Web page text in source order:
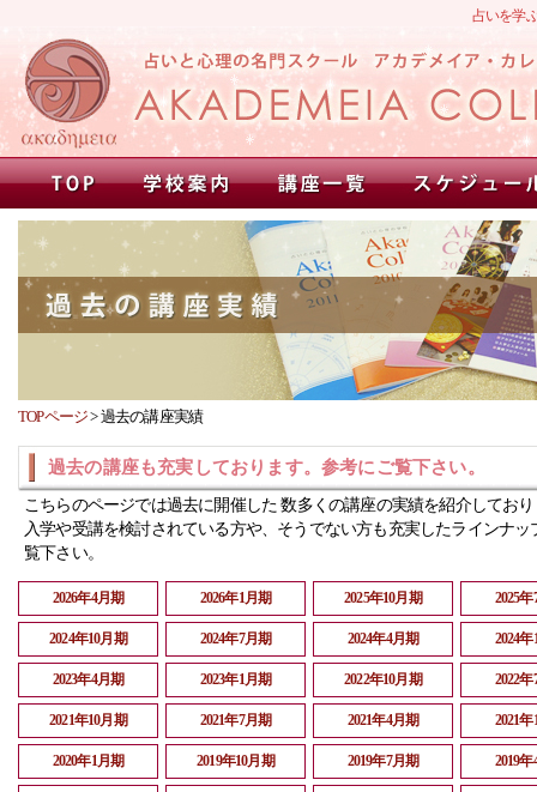
占いを学
TOPページ>過去の講座実績
過去の講座も充実しております。参考にご覧下さい。
こちらのページでは過去に開催した 数多くの講座の実績を紹介してお
入学や受講を検討されている方や、そうでない方も充実したラインナッ
覧下さい。
2026年4月期 2026年1月期 2025年10月期 2025
2024年10月期 2024年7月期 2024年4月期 2024
2023年4月期 2023年1月期 2022年10月期 2022
2021年10月期 2021年7月期 2021年4月期 2021
2020年1月期 2019年10月期 2019年7月期 2019